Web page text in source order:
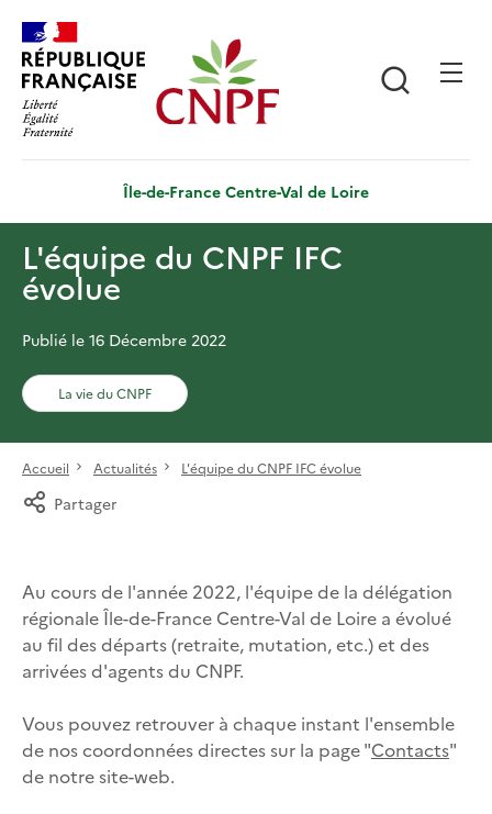
contenu
principal
Île-de-France Centre-Val de Loire
L'équipe du CNPF IFC
évolue
Publié le 16 Décembre 2022
La vie du CNPF
Accueil Actualités L'équipe du CNPF IFC évolue
Partager
Au cours de l'année 2022, l'équipe de la délégation
régionale Île-de-France Centre-Val de Loire a évolué
au fil des départs (retraite, mutation, etc.) et des
arrivées d'agents du CNPF.
Vous pouvez retrouver à chaque instant l'ensemble
de nos coordonnées directes sur la page "Contacts"
de notre site-web.